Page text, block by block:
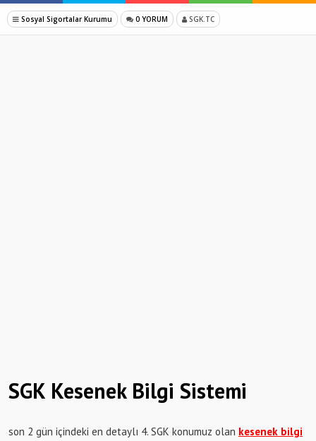
Sosyal Sigortalar Kurumu 0 YORUM SGK.TC
SGK Kesenek Bilgi Sistemi
son 2 gün içindeki en detaylı 4. SGK konumuz olan kesenek bilgi